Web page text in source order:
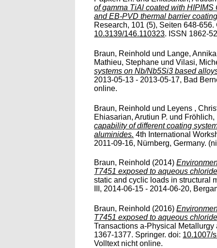
of gamma TiAl coated with
and EB-PVD thermal barrier
Research, 101 (5), Seiten 648-
10.3139/146.110323. ISSN 1862-
Braun, Reinhold und Lange, Annika
Mathieu, Stephane undVilasi,
systems on Nb/Nb5Si3 based
2013-05-13 - 2013-05-17, Bad
online.
Braun, Reinhold und Leyens ,
Ehiasarian, Arutiun P. und Fröhlich,
capability of different coating
aluminides. 4th International
2011-09-16, Nürnberg, Germany.
Braun, Reinhold (2014)
T7451 exposed to aqueous
static and cyclic loads in structural
III, 2014-06-15 - 2014-06-20,
Braun, Reinhold (2016)
T7451 exposed to aqueous
Transactions a-Physical
1367-1377. Springer. doi: 10.1007/
Volltext nicht online.